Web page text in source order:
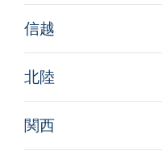
信越
北陸
関西